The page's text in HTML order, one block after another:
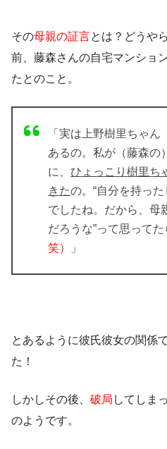
その母親の証言とは？どうや
前、藤森さんの自宅マンショ
た とのこと。
「実は上野樹里ちゃ
あるの。私が（藤森の
に、 ひょっこり樹里ち
きたの。“自分を持っ
でしたね。だから、母
だろうな”って思ってた
笑）
」
とあるように彼氏彼女の関係
た！
しかしその後、 破局 してしま
のようです。